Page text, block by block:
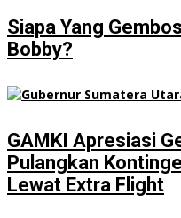
Siapa Yang
Bobby?
GAMKI Apresiasi
Pulangkan
Lewat Extra Flight